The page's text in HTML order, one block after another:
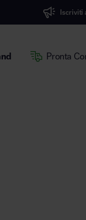
Iscriviti alla
Pronta